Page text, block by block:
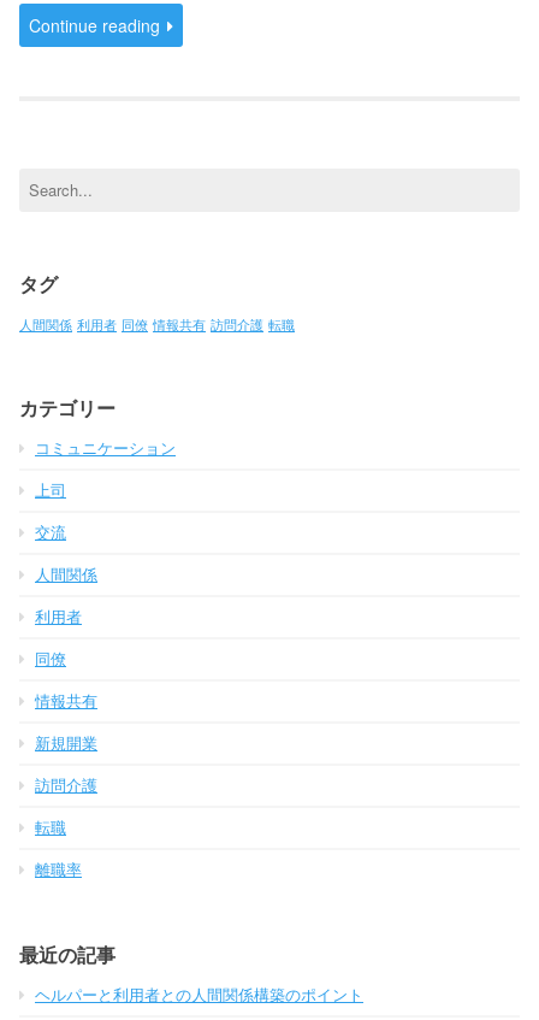
Continue reading
Search
for:
タグ
人間関係 利用者 同僚 情報共有 訪問介護 転職
カテゴリー
コミュニケーション
上司
交流
人間関係
利用者
同僚
情報共有
新規開業
訪問介護
転職
離職率
最近の記事
ヘルパーと利用者との人間関係構築のポイント